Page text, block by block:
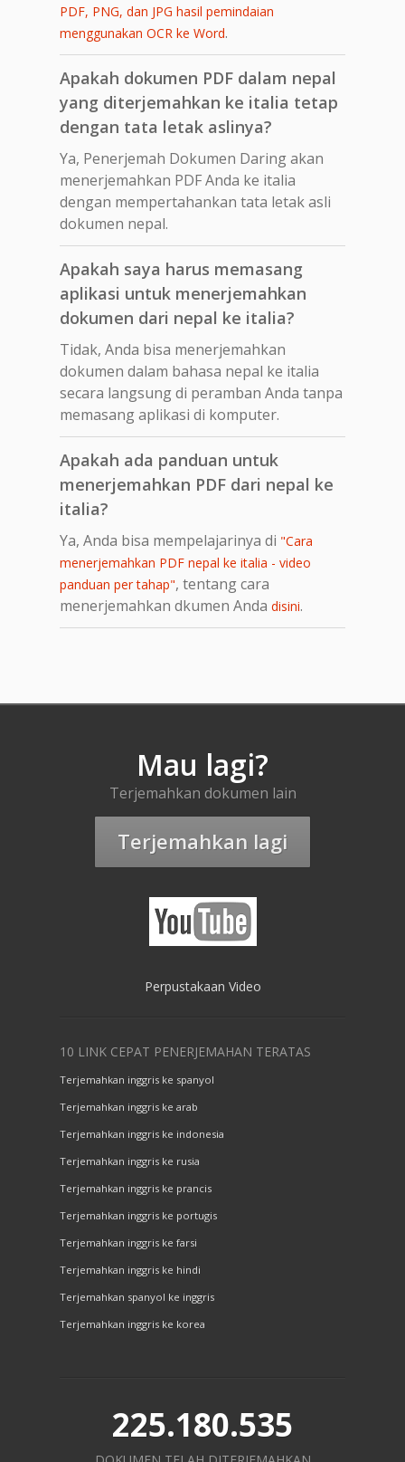
PDF, PNG, dan JPG hasil pemindaian
menggunakan OCR ke Word.
Apakah dokumen PDF dalam nepal
yang diterjemahkan ke italia tetap
dengan tata letak aslinya?
Ya, Penerjemah Dokumen Daring akan
menerjemahkan PDF Anda ke italia
dengan mempertahankan tata letak asli
dokumen nepal.
Apakah saya harus memasang
aplikasi untuk menerjemahkan
dokumen dari nepal ke italia?
Tidak, Anda bisa menerjemahkan
dokumen dalam bahasa nepal ke italia
secara langsung di peramban Anda tanpa
memasang aplikasi di komputer.
Apakah ada panduan untuk
menerjemahkan PDF dari nepal ke
italia?
Ya, Anda bisa mempelajarinya di "Cara
menerjemahkan PDF nepal ke italia - video
panduan per tahap", tentang cara
menerjemahkan dkumen Anda disini.
Mau lagi?
Terjemahkan dokumen lain
Terjemahkan lagi
Perpustakaan Video
10 LINK CEPAT PENERJEMAHAN TERATAS
Terjemahkan inggris ke spanyol
Terjemahkan inggris ke arab
Terjemahkan inggris ke indonesia
Terjemahkan inggris ke rusia
Terjemahkan inggris ke prancis
Terjemahkan inggris ke portugis
Terjemahkan inggris ke farsi
Terjemahkan inggris ke hindi
Terjemahkan spanyol ke inggris
Terjemahkan inggris ke korea
225.180.535